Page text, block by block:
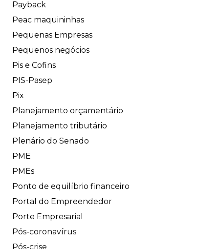
Payback
Peac maquininhas
Pequenas Empresas
Pequenos negócios
Pis e Cofins
PIS-Pasep
Pix
Planejamento orçamentário
Planejamento tributário
Plenário do Senado
PME
PMEs
Ponto de equilíbrio financeiro
Portal do Empreendedor
Porte Empresarial
Pós-coronavírus
Pós-crise